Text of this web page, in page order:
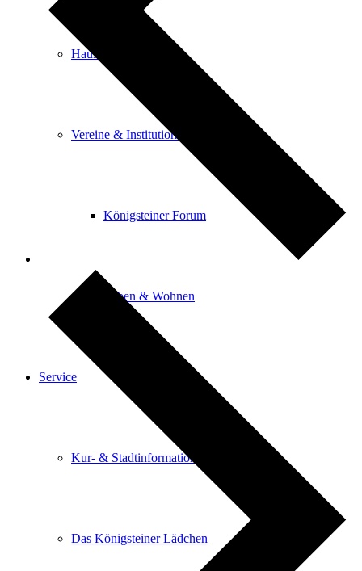
Haus der Begegnung
Vereine & Institutionen
Königsteiner Forum
Leben & Wohnen
Service
Kur- & Stadtinformation
Das Königsteiner Lädchen